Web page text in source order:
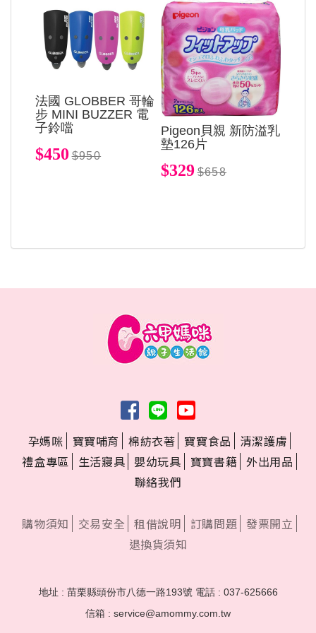
法國 GLOBBER 哥輪
步 MINI BUZZER 電
子鈴噹
$450 $950
Pigeon貝親 新防溢乳
墊126片
$329 $658
孕媽咪 寶寶哺育 棉紡衣著 寶寶食品
清潔護膚
禮盒專區
生活寢具 嬰幼玩具 寶寶書籍 外出用品
聯絡我們
購物須知 交易安全 租借說明 訂購問題 發票開立
退換貨須知
地址 : 苗栗縣頭份市八德一路193號 電話 : 037-625666
信箱 : service@amommy.com.tw